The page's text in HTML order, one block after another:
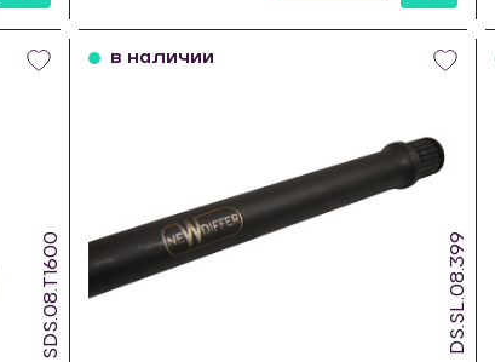
SDS.08.T1600 DS.SL.08.399
в наличии